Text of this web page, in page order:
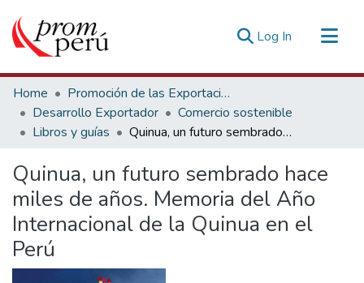
Log In (current)
Communities & Collections
All of DSpace
Statistics
Home
Promoción de las Exportaciones
Desarrollo Exportador
Comercio sostenible
Libros y guías
Quinua, un futuro sembrado hace miles de años. Memoria del Año Internacional de la Quinua en el Perú
Quinua, un futuro sembrado hace
miles de años. Memoria del Año
Internacional de la Quinua en el
Perú